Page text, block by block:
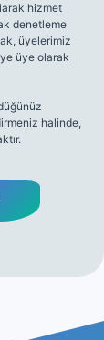
hizmet
denetleme
üyelerimiz
üye olarak
halinde,